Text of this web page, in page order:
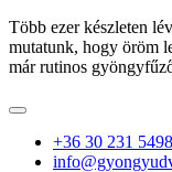
Több ezer készleten
mutatunk, hogy öröm
már rutinos
+36 30 231 5498